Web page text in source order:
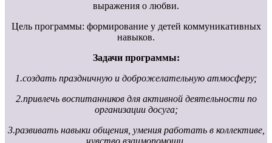
выражения о любви.
Цель программы: формирование у детей коммуникативных
навыков.
Задачи программы:
1.создать праздничную и доброжелательную атмосферу;
2.привлечь воспитанников для активной деятельности по
организации досуга;
3.развивать навыки общения, умения работать в коллективе,